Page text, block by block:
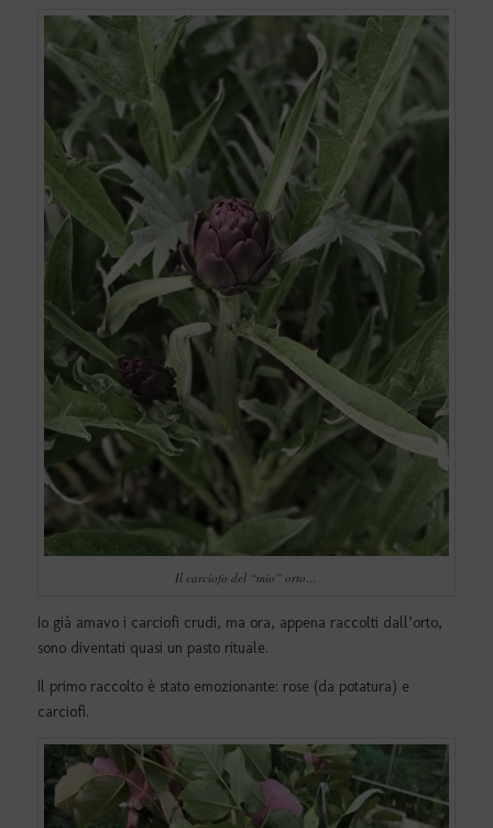
Il carciofo del “mio” orto…
Io già amavo i carciofi crudi, ma ora, appena raccolti dall’orto,
sono diventati quasi un pasto rituale.
Il primo raccolto è stato emozionante: rose (da potatura) e
carciofi.